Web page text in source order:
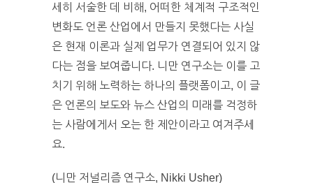
세히 서술한 데 비해, 어떠한 체계적 구조적인
변화도 언론 산업에서 만들지 못했다는 사실
은 현재 이론과 실제 업무가 연결되어 있지 않
다는 점을 보여줍니다. 니만 연구소는 이를 고
치기 위해 노력하는 하나의 플랫폼이고, 이 글
은 언론의 보도와 뉴스 산업의 미래를 걱정하
는 사람에게서 오는 한 제안이라고 여겨주세
요.
(니만 저널리즘 연구소, Nikki Usher)